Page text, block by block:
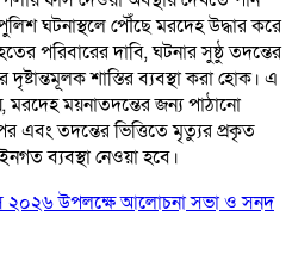
ঘটনাস্থলে পৌঁছে মরদেহ উদ্ধার করে
পরিবারের দাবি, ঘটনার সুষ্ঠু তদন্তের
শাস্তির ব্যবস্থা করা হোক। এ
মরদেহ ময়নাতদন্তের জন্য পাঠানো
এবং তদন্তের ভিত্তিতে মৃত্যুর প্রকৃত
ব্যবস্থা নেওয়া হবে।
২০২৬ উপলক্ষে আলোচনা সভা ও সনদ